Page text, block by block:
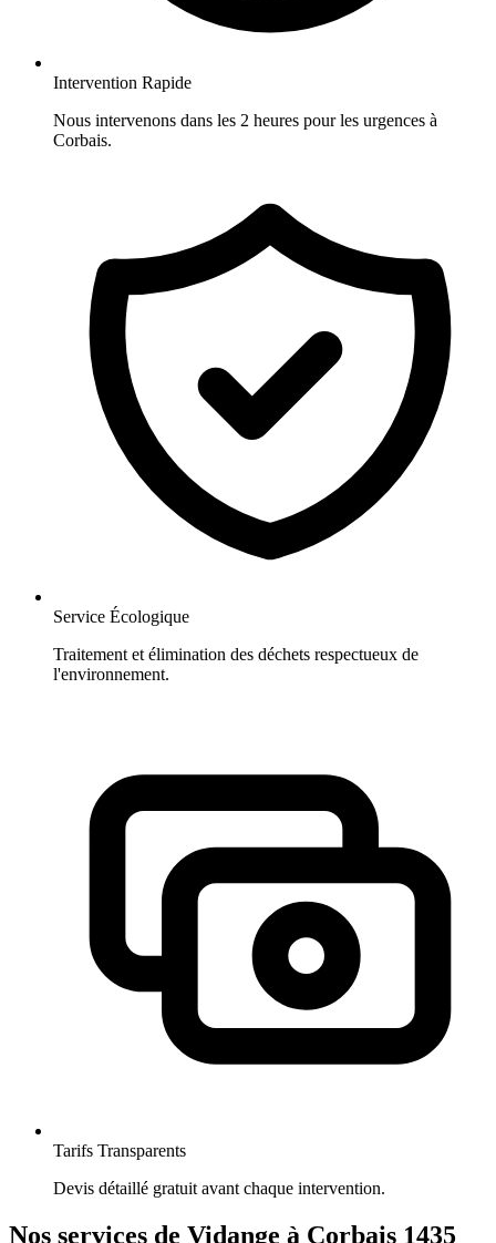
Intervention Rapide
Nous intervenons dans les 2 heures pour les urgences à
Corbais.
Service Écologique
Traitement et élimination des déchets respectueux de
l'environnement.
Tarifs Transparents
Devis détaillé gratuit avant chaque intervention.
Nos services de Vidange à Corbais 1435